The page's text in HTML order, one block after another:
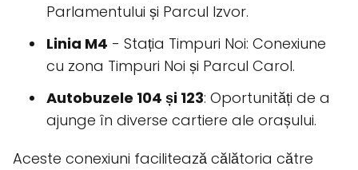
Parlamentului și Parcul Izvor.
Linia M4 - Stația Timpuri Noi: Conexiune
cu zona Timpuri Noi și Parcul Carol.
Autobuzele 104 și 123: Oportunități de a
ajunge în diverse cartiere ale orașului.
Aceste conexiuni facilitează călătoria către